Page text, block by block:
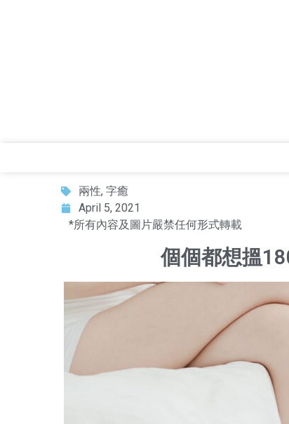
兩性, 字癒
April 5, 2021
*所有內容及圖片嚴禁任何形式轉載
個個都想搵